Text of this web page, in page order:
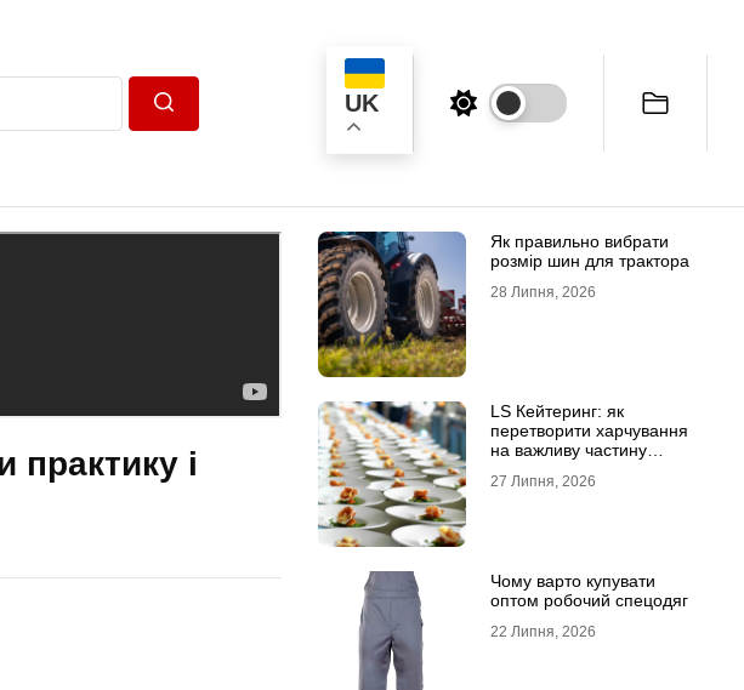
UK
практику і
Як правильно вибрати
розмір шин для трактора
28 Липня, 2026
LS Кейтеринг: як
перетворити харчування
на важливу частину
27 Липня, 2026
Чому варто купувати
оптом робочий спецодяг
22 Липня, 2026